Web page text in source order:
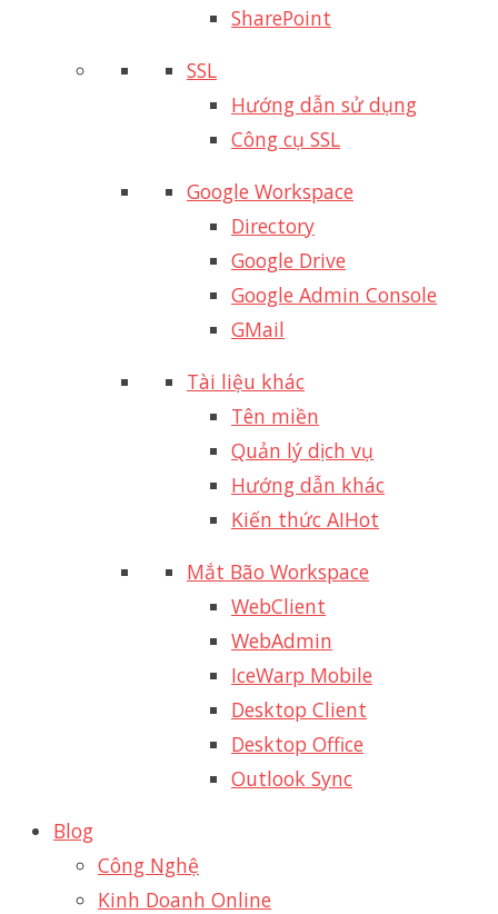
SharePoint
SSL
Hướng dẫn sử dụng
Công cụ SSL
Google Workspace
Directory
Google Drive
Google Admin Console
GMail
Tài liệu khác
Tên miền
Quản lý dịch vụ
Hướng dẫn khác
Kiến thức AIHot
Mắt Bão Workspace
WebClient
WebAdmin
IceWarp Mobile
Desktop Client
Desktop Office
Outlook Sync
Blog
Công Nghệ
Kinh Doanh Online